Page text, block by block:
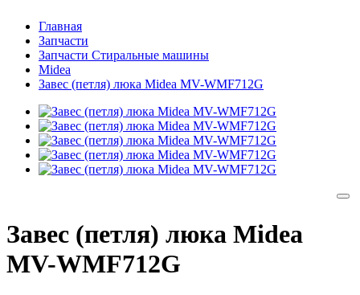
Главная
Запчасти
Запчасти Стиральные машины
Midea
Завес (петля) люка Midea MV-WMF712G
Завес (петля) люка Midea
MV-WMF712G